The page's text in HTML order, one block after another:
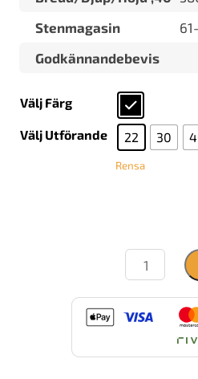
Stenmagasin
Godkännandebevis
Välj Färg
Välj Utförande 22 30
Rensa
Kastor
Karhu
mängd